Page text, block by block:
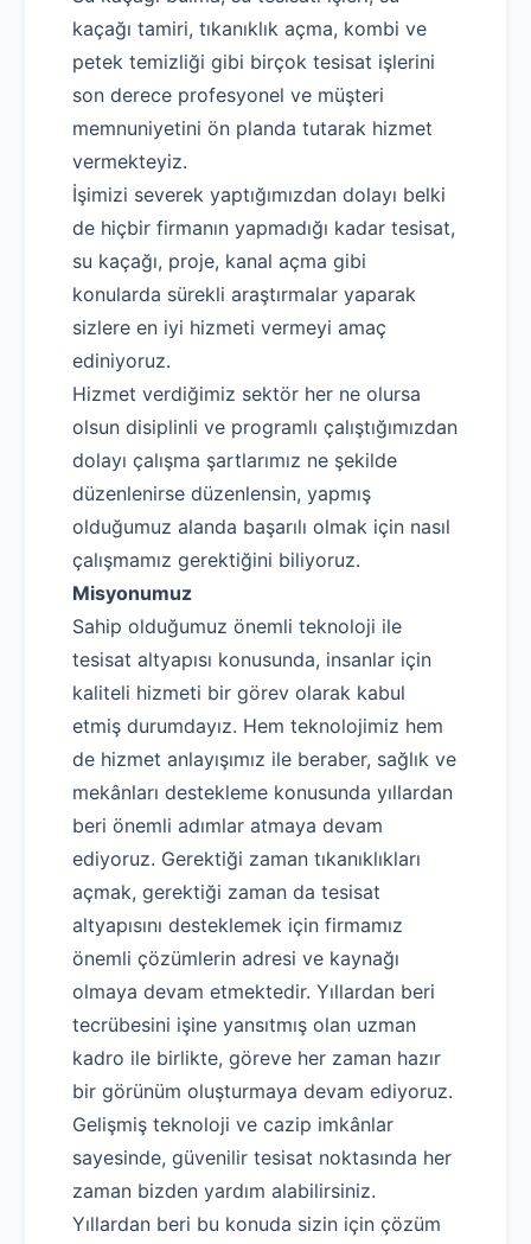
Robotla Tıkanıklık Açma
Su Kaçağı Tespiti
Profesyonel Petek Temizliği
Uzmana Sor
Hakkımızda
İletişim
kaçağı tamiri, tıkanıklık açma, kombi ve
petek temizliği gibi birçok tesisat işlerini
son derece profesyonel ve müşteri
memnuniyetini ön planda tutarak hizmet
vermekteyiz.
İşimizi severek yaptığımızdan dolayı belki
de hiçbir firmanın yapmadığı kadar tesisat,
su kaçağı, proje, kanal açma gibi
konularda sürekli araştırmalar yaparak
sizlere en iyi hizmeti vermeyi amaç
ediniyoruz.
Hizmet verdiğimiz sektör her ne olursa
olsun disiplinli ve programlı çalıştığımızdan
dolayı çalışma şartlarımız ne şekilde
düzenlenirse düzenlensin, yapmış
olduğumuz alanda başarılı olmak için nasıl
çalışmamız gerektiğini biliyoruz.
Misyonumuz
Sahip olduğumuz önemli teknoloji ile
tesisat altyapısı konusunda, insanlar için
kaliteli hizmeti bir görev olarak kabul
etmiş durumdayız. Hem teknolojimiz hem
de hizmet anlayışımız ile beraber, sağlık ve
mekânları destekleme konusunda yıllardan
beri önemli adımlar atmaya devam
ediyoruz. Gerektiği zaman tıkanıklıkları
açmak, gerektiği zaman da tesisat
altyapısını desteklemek için firmamız
önemli çözümlerin adresi ve kaynağı
olmaya devam etmektedir. Yıllardan beri
tecrübesini işine yansıtmış olan uzman
kadro ile birlikte, göreve her zaman hazır
bir görünüm oluşturmaya devam ediyoruz.
Gelişmiş teknoloji ve cazip imkânlar
sayesinde, güvenilir tesisat noktasında her
zaman bizden yardım alabilirsiniz.
Yıllardan beri bu konuda sizin için çözüm